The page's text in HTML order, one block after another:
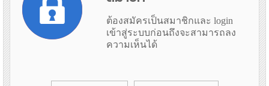
ต้องสมัครเป็นสมาชิกและ login
เข้าสู่ระบบก่อนถึงจะสามารถลง
ความเห็นได้